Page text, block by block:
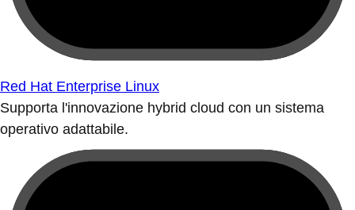
Red Hat Enterprise Linux
Supporta l'innovazione hybrid cloud con un sistema
operativo adattabile.